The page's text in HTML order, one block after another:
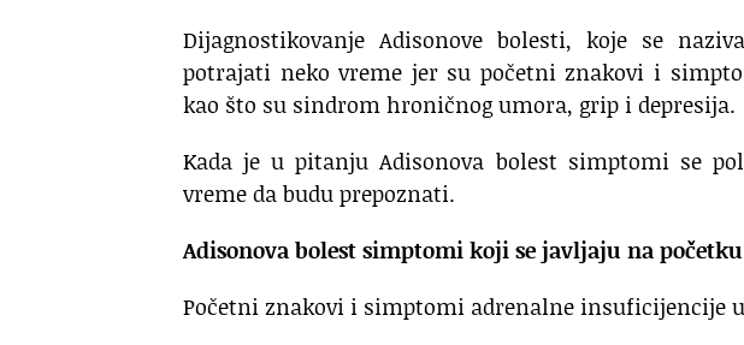
Dijagnostikovanje Adisonove bolesti, koje se
potrajati neko vreme jer su početni znakovi i
kao što su sindrom hroničnog umora, grip i depresija.
Kada je u pitanju Adisonova bolest simptomi se
vreme da budu prepoznati.
Adisonova bolest simptomi koji se javljaju na
Početni znakovi i simptomi adrenalne insuficijencije